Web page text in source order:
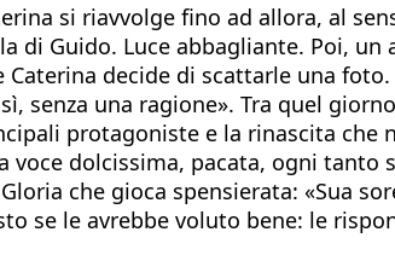
si riavvolge fino ad allora, al
Guido. Luce abbagliante. Poi,
decide di scattarle una
senza una ragione». Tra quel
protagoniste e la rinascita che
dolcissima, pacata, ogni tanto
che gioca spensierata: «Sua
se le avrebbe voluto bene: le